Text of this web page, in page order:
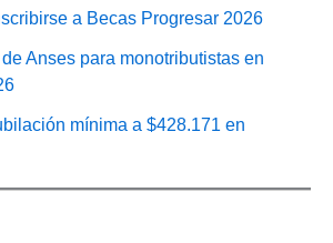
a Becas Progresar 2026
Anses para monotributistas en
mínima a $428.171 en